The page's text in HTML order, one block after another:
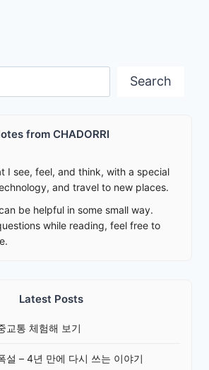
Search
from CHADORRI
I see, feel, and think, with a special
and travel to new places.
be helpful in some small way.
while reading, feel free to
Latest Posts
교통 체험해 보기
설 – 4년 만에 다시 쓰는 이야기